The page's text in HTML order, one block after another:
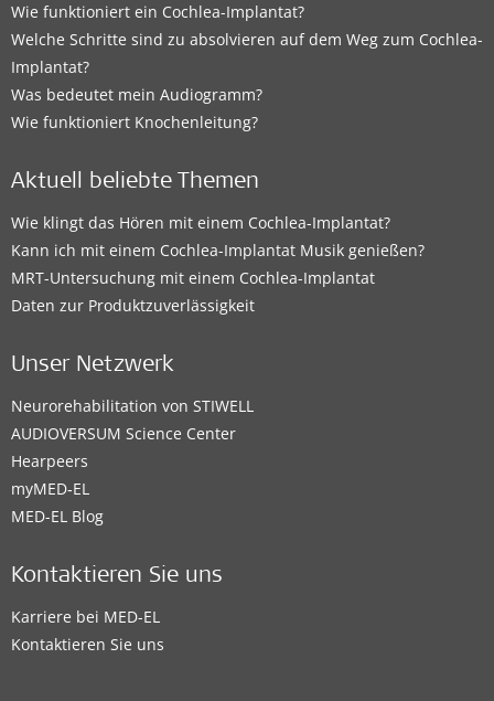
Wie funktioniert ein Cochlea-Implantat?
Welche Schritte sind zu absolvieren auf dem Weg zum Cochlea-
Implantat?
Was bedeutet mein Audiogramm?
Wie funktioniert Knochenleitung?
Aktuell beliebte Themen
Wie klingt das Hören mit einem Cochlea-Implantat?
Kann ich mit einem Cochlea-Implantat Musik genießen?
MRT-Untersuchung mit einem Cochlea-Implantat
Daten zur Produktzuverlässigkeit
Unser Netzwerk
Neurorehabilitation von STIWELL
AUDIOVERSUM Science Center
Hearpeers
myMED‑EL
MED-EL Blog
Kontaktieren Sie uns
Karriere bei MED-EL
Kontaktieren Sie uns